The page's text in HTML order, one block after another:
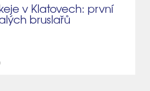
v Klatovech: první
bruslařů